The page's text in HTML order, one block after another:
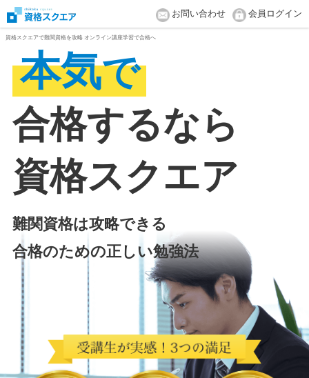
お問い合わせ 会員ログイン
資格スクエアで難関資格を攻略 オンライン講座学習で合格へ
本気で
合格するなら
資格スクエア
難関資格は攻略できる
合格のための正しい勉強法